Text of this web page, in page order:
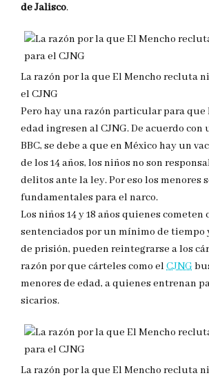
de Jalisco.
La razón por la que El Mencho recluta
el CJNG
Pero hay una razón particular para que
edad ingresen al CJNG. De acuerdo
BBC, se debe a que en México hay un
de los 14 años, los niños no son
delitos ante la ley. Por eso los menores
fundamentales para el narco.
Los niños 14 y 18 años quienes cometen
sentenciados por un mínimo de tiempo
de prisión, pueden reintegrarse a los
razón por que cárteles como elCJNG
menores de edad, a quienes entrenan
sicarios.
La razón por la que El Mencho recluta